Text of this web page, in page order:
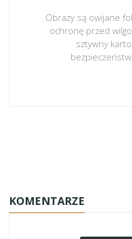
Obrazy są owijane
ochronę przed
sztywny
KOMENTARZE